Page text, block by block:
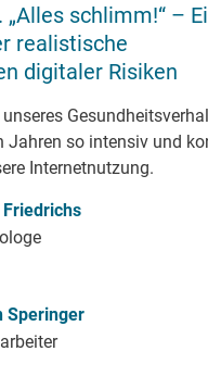
„Alles schlimm!“ –
realistische
digitaler Risiken
Jahren so intensiv und
Internetnutzung.
Speringer